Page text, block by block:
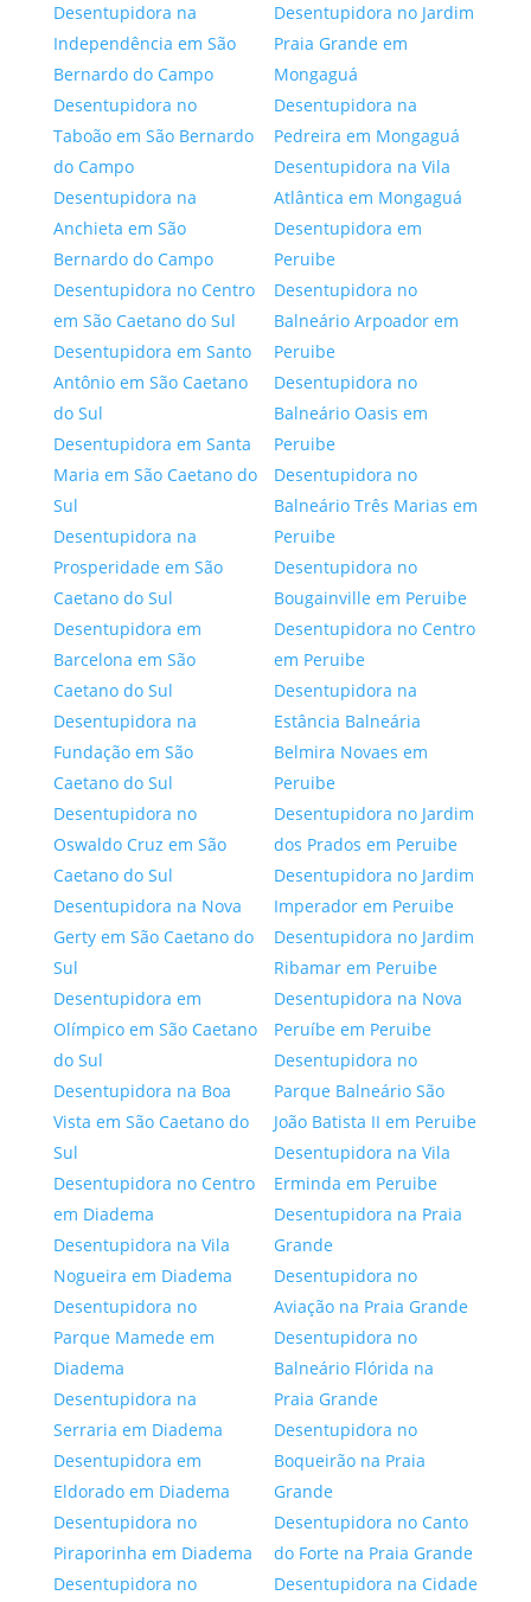
Desentupidora na
Independência em São
Bernardo do Campo
Desentupidora no
Taboão em São Bernardo
do Campo
Desentupidora na
Anchieta em São
Bernardo do Campo
Desentupidora no Centro
em São Caetano do Sul
Desentupidora em Santo
Antônio em São Caetano
do Sul
Desentupidora em Santa
Maria em São Caetano do
Sul
Desentupidora na
Prosperidade em São
Caetano do Sul
Desentupidora em
Barcelona em São
Caetano do Sul
Desentupidora na
Fundação em São
Caetano do Sul
Desentupidora no
Oswaldo Cruz em São
Caetano do Sul
Desentupidora na Nova
Gerty em São Caetano do
Sul
Desentupidora em
Olímpico em São Caetano
do Sul
Desentupidora na Boa
Vista em São Caetano do
Sul
Desentupidora no Centro
em Diadema
Desentupidora na Vila
Nogueira em Diadema
Desentupidora no
Parque Mamede em
Diadema
Desentupidora na
Serraria em Diadema
Desentupidora em
Eldorado em Diadema
Desentupidora no
Piraporinha em Diadema
Desentupidora no
Desentupidora no Jardim
Praia Grande em
Mongaguá
Desentupidora na
Pedreira em Mongaguá
Desentupidora na Vila
Atlântica em Mongaguá
Desentupidora em
Peruibe
Desentupidora no
Balneário Arpoador em
Peruibe
Desentupidora no
Balneário Oasis em
Peruibe
Desentupidora no
Balneário Três Marias em
Peruibe
Desentupidora no
Bougainville em Peruibe
Desentupidora no Centro
em Peruibe
Desentupidora na
Estância Balneária
Belmira Novaes em
Peruibe
Desentupidora no Jardim
dos Prados em Peruibe
Desentupidora no Jardim
Imperador em Peruibe
Desentupidora no Jardim
Ribamar em Peruibe
Desentupidora na Nova
Peruíbe em Peruibe
Desentupidora no
Parque Balneário São
João Batista II em Peruibe
Desentupidora na Vila
Erminda em Peruibe
Desentupidora na Praia
Grande
Desentupidora no
Aviação na Praia Grande
Desentupidora no
Balneário Flórida na
Praia Grande
Desentupidora no
Boqueirão na Praia
Grande
Desentupidora no Canto
do Forte na Praia Grande
Desentupidora na Cidade